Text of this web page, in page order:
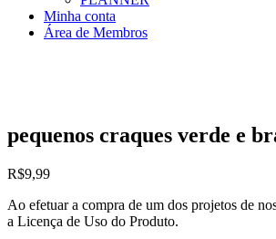
Minha conta
Área de Membros
pequenos craques verde e
R$9,99
Ao efetuar a compra de um dos projetos de
a Licença de Uso do Produto.